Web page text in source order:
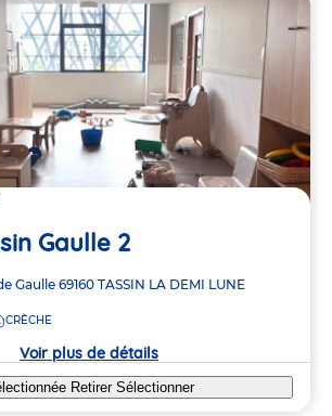
Gaulle 2
Gaulle 69160 TASSIN LA DEMI LUNE
CRÈCHE
Voir plus de détails
Retirer Sélectionner